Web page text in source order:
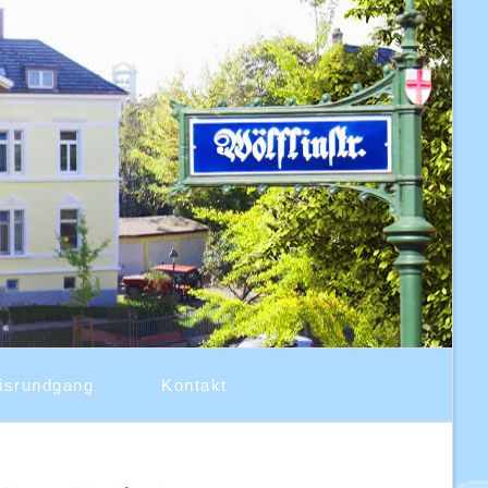
Kontakt